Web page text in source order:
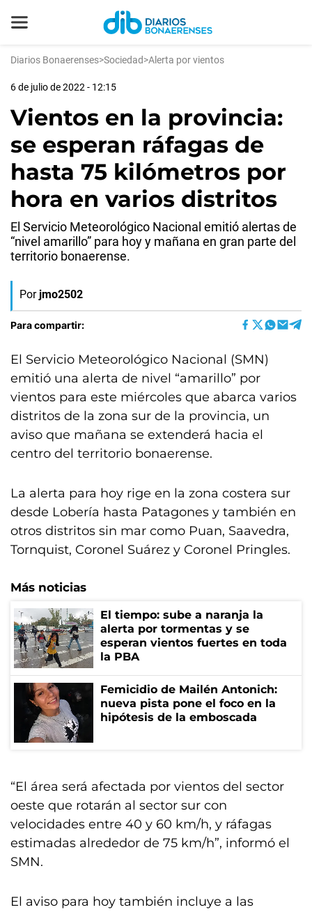
Diarios Bonaerenses>Sociedad>Alerta por vientos
6 de julio de 2022 - 12:15
Vientos en la provincia:
se esperan ráfagas de
hasta 75 kilómetros por
hora en varios distritos
El Servicio Meteorológico Nacional emitió alertas de
“nivel amarillo” para hoy y mañana en gran parte del
territorio bonaerense.
Por jmo2502
Para compartir:
El Servicio Meteorológico Nacional (SMN)
emitió una alerta de nivel “amarillo” por
vientos para este miércoles que abarca varios
distritos de la zona sur de la provincia, un
aviso que mañana se extenderá hacia el
centro del territorio bonaerense.
La alerta para hoy rige en la zona costera sur
desde Lobería hasta Patagones y también en
otros distritos sin mar como Puan, Saavedra,
Tornquist, Coronel Suárez y Coronel Pringles.
Más noticias
El tiempo: sube a naranja la
alerta por tormentas y se
esperan vientos fuertes en toda
la PBA
Femicidio de Mailén Antonich:
nueva pista pone el foco en la
hipótesis de la emboscada
“El área será afectada por vientos del sector
oeste que rotarán al sector sur con
velocidades entre 40 y 60 km/h, y ráfagas
estimadas alrededor de 75 km/h”, informó el
SMN.
El aviso para hoy también incluye a las